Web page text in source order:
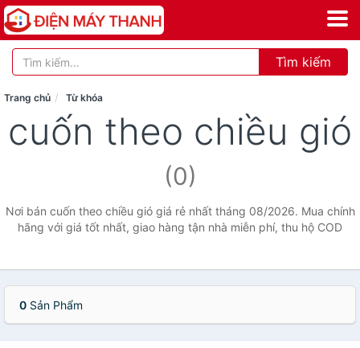
Tìm kiếm
Trang chủ Từ khóa
cuốn theo chiều gió
(0)
Nơi bán cuốn theo chiều gió giá rẻ nhất tháng 08/2026. Mua chính
hãng với giá tốt nhất, giao hàng tận nhà miễn phí, thu hộ COD
0 Sản Phẩm